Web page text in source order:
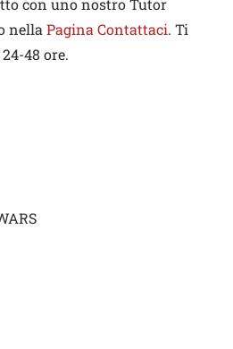
con uno nostro Tutor
nella Pagina Contattaci. Ti
48 ore.